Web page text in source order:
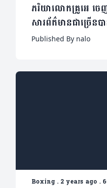
ភរិយាលោកគ្រូអេ ចេ
សារព័ត៌មានជាច្រើន
របស់ខ្លួន
Published By nalo
Boxing . 2 years ago .